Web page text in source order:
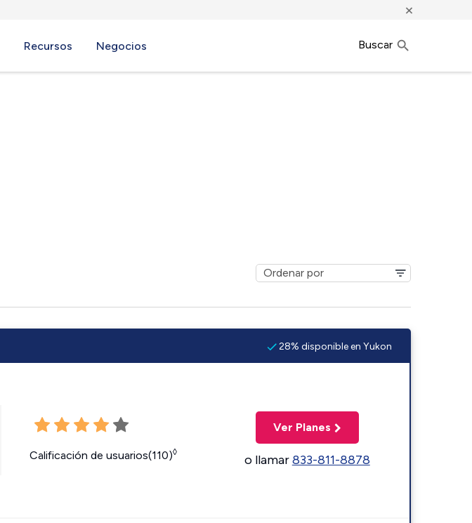
×
Recursos Negocios Buscar
28% disponible en Yukon
Calificación de usuarios(110)◊
Ver Planes
o llamar833-811-8878